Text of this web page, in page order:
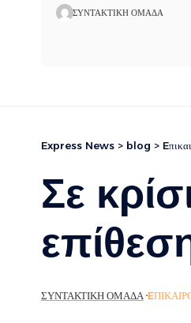
ΣΥΝΤΑΚΤΙΚΉ ΟΜΆΔΑ
Express News > blog >
Σε
ΣΥΝΤΑΚΤΙΚΉ ΟΜΆΔΑ